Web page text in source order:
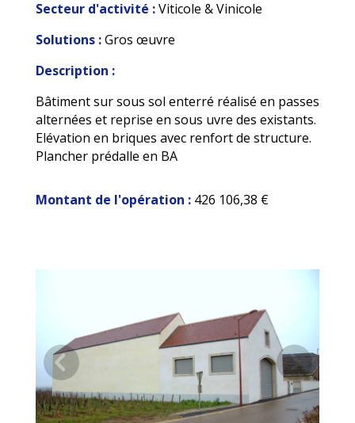
Secteur d'activité :Viticole & Vinicole
Solutions :Gros œuvre
Description :
Bâtiment sur sous sol enterré réalisé en passes
alternées et reprise en sous uvre des existants.
Elévation en briques avec renfort de structure.
Plancher prédalle en BA
Montant de l'opération : 426 106,38 €